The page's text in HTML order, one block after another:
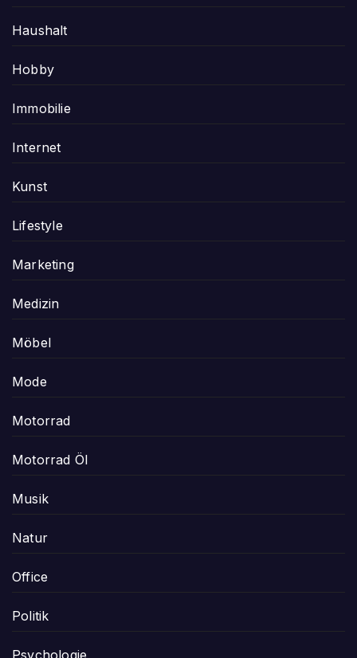
Haushalt
Hobby
Immobilie
Internet
Kunst
Lifestyle
Marketing
Medizin
Möbel
Mode
Motorrad
Motorrad Öl
Musik
Natur
Office
Politik
Psychologie